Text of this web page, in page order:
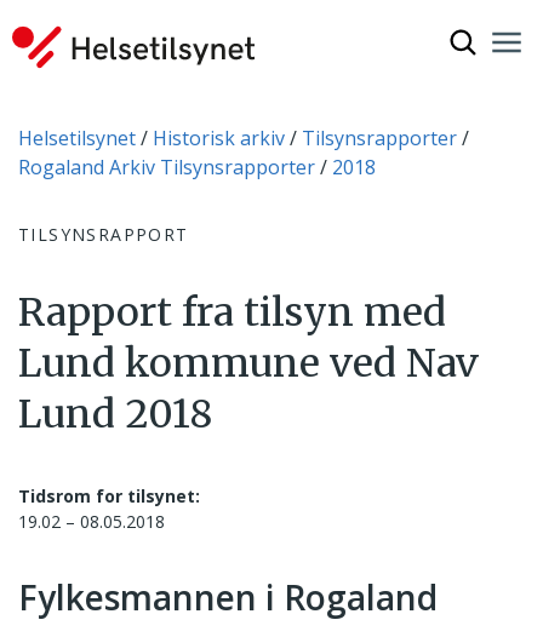
Du er her:
Helsetilsynet Historisk arkiv
Tilsynsrapporter
Rogaland Arkiv Tilsynsrapporter
2018
TILSYNSRAPPORT
Rapport fra tilsyn med
Lund kommune ved Nav
Lund 2018
Tidsrom for tilsynet:
19.02 – 08.05.2018
Fylkesmannen i Rogaland